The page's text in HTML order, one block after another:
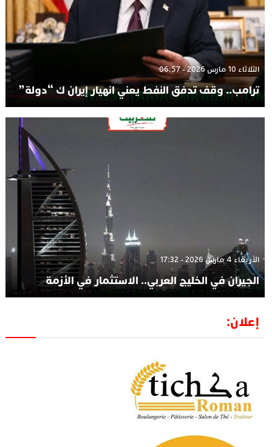
الثلاثاء 10 مارس 2026 - 06:57
ترامب.. وقف تدفق النفط يعني انهيار إيران ك “دولة”
الأربعاء 4 مارس 2026 - 17:32
الجيران في الخليج العربي.. الاستثمار في الأزمة
إعلان: